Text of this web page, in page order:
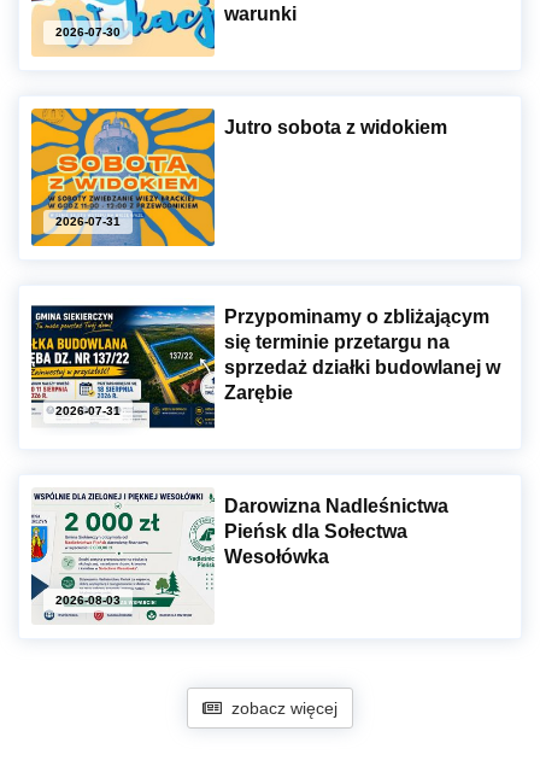
2026-07-30
warunki
2026-07-31
Jutro sobota z widokiem
2026-07-31
Przypominamy o zbliżającym
się terminie przetargu na
sprzedaż działki budowlanej w
Zarębie
2026-08-03
Darowizna Nadleśnictwa
Pieńsk dla Sołectwa
Wesołówka
zobacz więcej